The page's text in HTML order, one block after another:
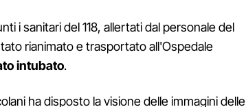
i sanitari del 118, allertati dal personale del
rianimato e trasportato all'Ospedale
intubato.
ha disposto la visione delle immagini delle